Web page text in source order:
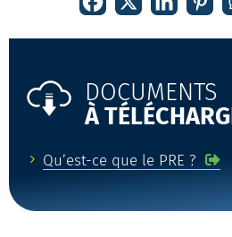
DOCUMENTS
À
Qu’est-ce que le PRE ?